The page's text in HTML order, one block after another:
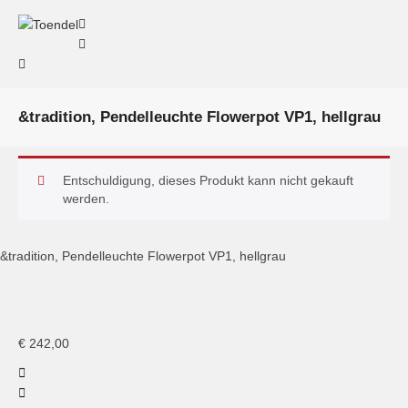
&tradition, Pendelleuchte Flowerpot VP1, hellgrau
Entschuldigung, dieses Produkt kann nicht gekauft
werden.
&tradition, Pendelleuchte Flowerpot VP1, hellgrau
€ 242,00